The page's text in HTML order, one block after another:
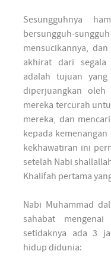
Sesungguhnya
bersungguh-
mensucikannya,
akhirat dari segala
adalah tujuan
diperjuangkan oleh
mereka tercurah
mereka, dan
kepada
kekhawatiran ini
setelah Nabi
Khalifah pertama
Nabi Muhammad
sahabat mengenai
setidaknya ada 3
hidup didunia: